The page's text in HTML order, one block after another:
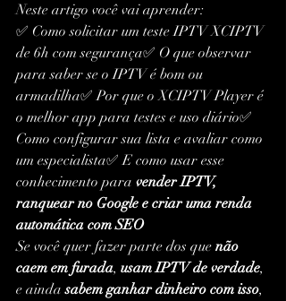
Neste artigo você vai aprender:
✅ Como solicitar um teste IPTV XCIPTV
de 6h com segurança✅ O que observar
para saber se o IPTV é bom ou
armadilha✅ Por que o XCIPTV Player é
o melhor app para testes e uso diário✅
Como configurar sua lista e avaliar como
um especialista✅ E como usar esse
conhecimento para vender IPTV,
ranquear no Google e criar uma renda
automática com SEO
Se você quer fazer parte dos que não
caem em furada, usam IPTV de verdade,
e ainda sabem ganhar dinheiro com isso,